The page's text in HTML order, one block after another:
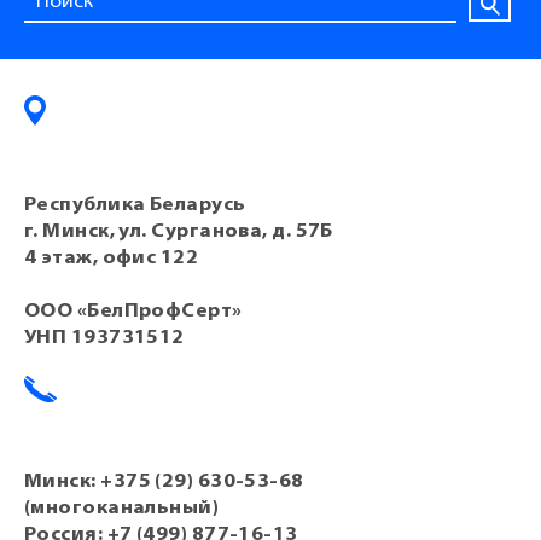
Республика Беларусь
г. Минск, ул. Сурганова, д. 57Б
4 этаж, офис 122
ООО «БелПрофСерт»
УНП 193731512
Минск: +375 (29) 630-53-68
(многоканальный)
Россия: +7 (499) 877-16-13